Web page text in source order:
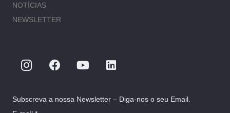
NOTÍCIAS
NEWSLETTER
Subscreva a nossa Newsletter – Diga-nos o seu Email.